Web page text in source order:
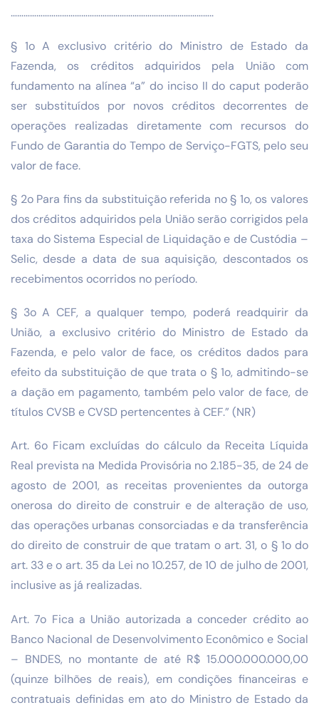
…………………………………………………………………………………..
§ 1o A exclusivo critério do Ministro de Estado da
Fazenda, os créditos adquiridos pela União com
fundamento na alínea “a” do inciso II do caput poderão
ser substituídos por novos créditos decorrentes de
operações realizadas diretamente com recursos do
Fundo de Garantia do Tempo de Serviço-FGTS, pelo seu
valor de face.
§ 2o Para fins da substituição referida no § 1o, os valores
dos créditos adquiridos pela União serão corrigidos pela
taxa do Sistema Especial de Liquidação e de Custódia –
Selic, desde a data de sua aquisição, descontados os
recebimentos ocorridos no período.
§ 3o A CEF, a qualquer tempo, poderá readquirir da
União, a exclusivo critério do Ministro de Estado da
Fazenda, e pelo valor de face, os créditos dados para
efeito da substituição de que trata o § 1o, admitindo-se
a dação em pagamento, também pelo valor de face, de
títulos CVSB e CVSD pertencentes à CEF.” (NR)
Art. 6o Ficam excluídas do cálculo da Receita Líquida
Real prevista na Medida Provisória no 2.185-35, de 24 de
agosto de 2001, as receitas provenientes da outorga
onerosa do direito de construir e de alteração de uso,
das operações urbanas consorciadas e da transferência
do direito de construir de que tratam o art. 31, o § 1o do
art. 33 e o art. 35 da Lei no 10.257, de 10 de julho de 2001,
inclusive as já realizadas.
Art. 7o Fica a União autorizada a conceder crédito ao
Banco Nacional de Desenvolvimento Econômico e Social
– BNDES, no montante de até R$ 15.000.000.000,00
(quinze bilhões de reais), em condições financeiras e
contratuais definidas em ato do Ministro de Estado da